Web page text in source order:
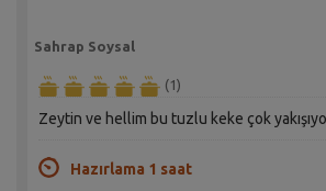
Sahrap Soysal
(1)
Zeytin ve hellim bu tuzlu keke çok
Hazırlama 1 saat